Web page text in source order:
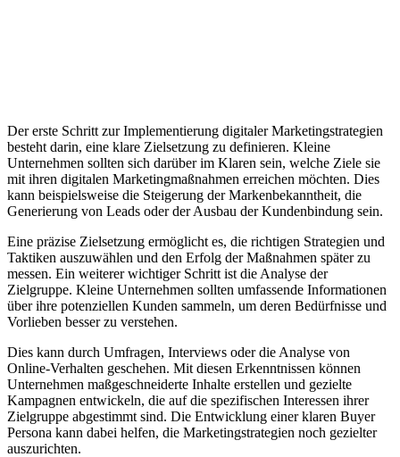
Der erste Schritt zur Implementierung digitaler Marketingstrategien
besteht darin, eine klare Zielsetzung zu definieren. Kleine
Unternehmen sollten sich darüber im Klaren sein, welche Ziele sie
mit ihren digitalen Marketingmaßnahmen erreichen möchten. Dies
kann beispielsweise die Steigerung der Markenbekanntheit, die
Generierung von Leads oder der Ausbau der Kundenbindung sein.
Eine präzise Zielsetzung ermöglicht es, die richtigen Strategien und
Taktiken auszuwählen und den Erfolg der Maßnahmen später zu
messen. Ein weiterer wichtiger Schritt ist die Analyse der
Zielgruppe. Kleine Unternehmen sollten umfassende Informationen
über ihre potenziellen Kunden sammeln, um deren Bedürfnisse und
Vorlieben besser zu verstehen.
Dies kann durch Umfragen, Interviews oder die Analyse von
Online-Verhalten geschehen. Mit diesen Erkenntnissen können
Unternehmen maßgeschneiderte Inhalte erstellen und gezielte
Kampagnen entwickeln, die auf die spezifischen Interessen ihrer
Zielgruppe abgestimmt sind. Die Entwicklung einer klaren Buyer
Persona kann dabei helfen, die Marketingstrategien noch gezielter
auszurichten.